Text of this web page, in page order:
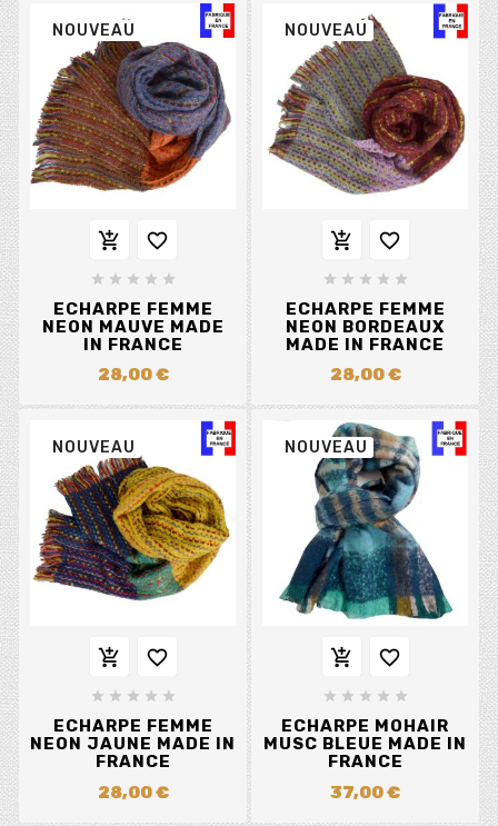
NOUVEAU
 
    
ECHARPE FEMME
NEON MAUVE MADE
IN FRANCE
28,00 €
NOUVEAU
 
    
ECHARPE FEMME
NEON BORDEAUX
MADE IN FRANCE
28,00 €
NOUVEAU
 
    
ECHARPE FEMME
NEON JAUNE MADE IN
FRANCE
28,00 €
NOUVEAU
 
    
ECHARPE MOHAIR
MUSC BLEUE MADE IN
FRANCE
37,00 €